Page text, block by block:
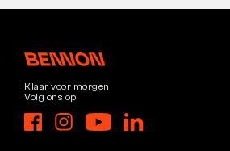
Klaar voor morgen
Volg ons op